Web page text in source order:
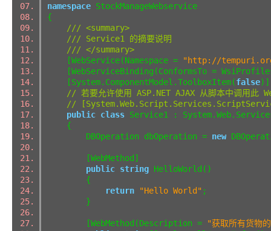
namespace StockManageWebservice
{
/// <summary>
/// Service1 的摘要说明
/// </summary>
[WebService(Namespace =
"http://
[WebServiceBinding(ConformsTo =
[System.ComponentModel.ToolboxItem(false
// 若要允许使用 ASP.NET AJAX 从脚本中调用此
//
public class Service1 :
{
DBOperation dbOperation = new
[WebMethod]
public string HelloWorld()
{
return
"Hello World" ;
}
[WebMethod(Description =
"获取所有货物